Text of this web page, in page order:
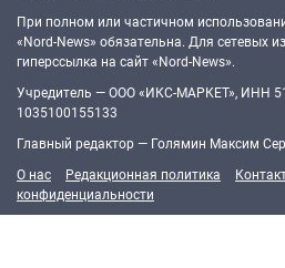
При полном или частичном
«Nord-News» обязательна. Для сетевых
гиперссылка на сайт «Nord-News».
Учредитель — ООО «ИКС-МАРКЕТ», ИНН
1035100155133
Главный редактор — Голямин Максим
О нас
Редакционная политика
конфиденциальности